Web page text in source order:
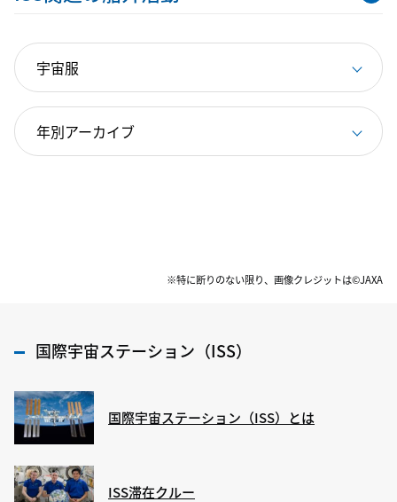
※特に断りのない限り、画像クレジットは©JAXA
国際宇宙ステーション（ISS）
国際宇宙ステーション（ISS）とは
ISS滞在クルー